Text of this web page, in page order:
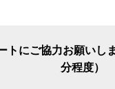
トにご協力お願いし
分程度）